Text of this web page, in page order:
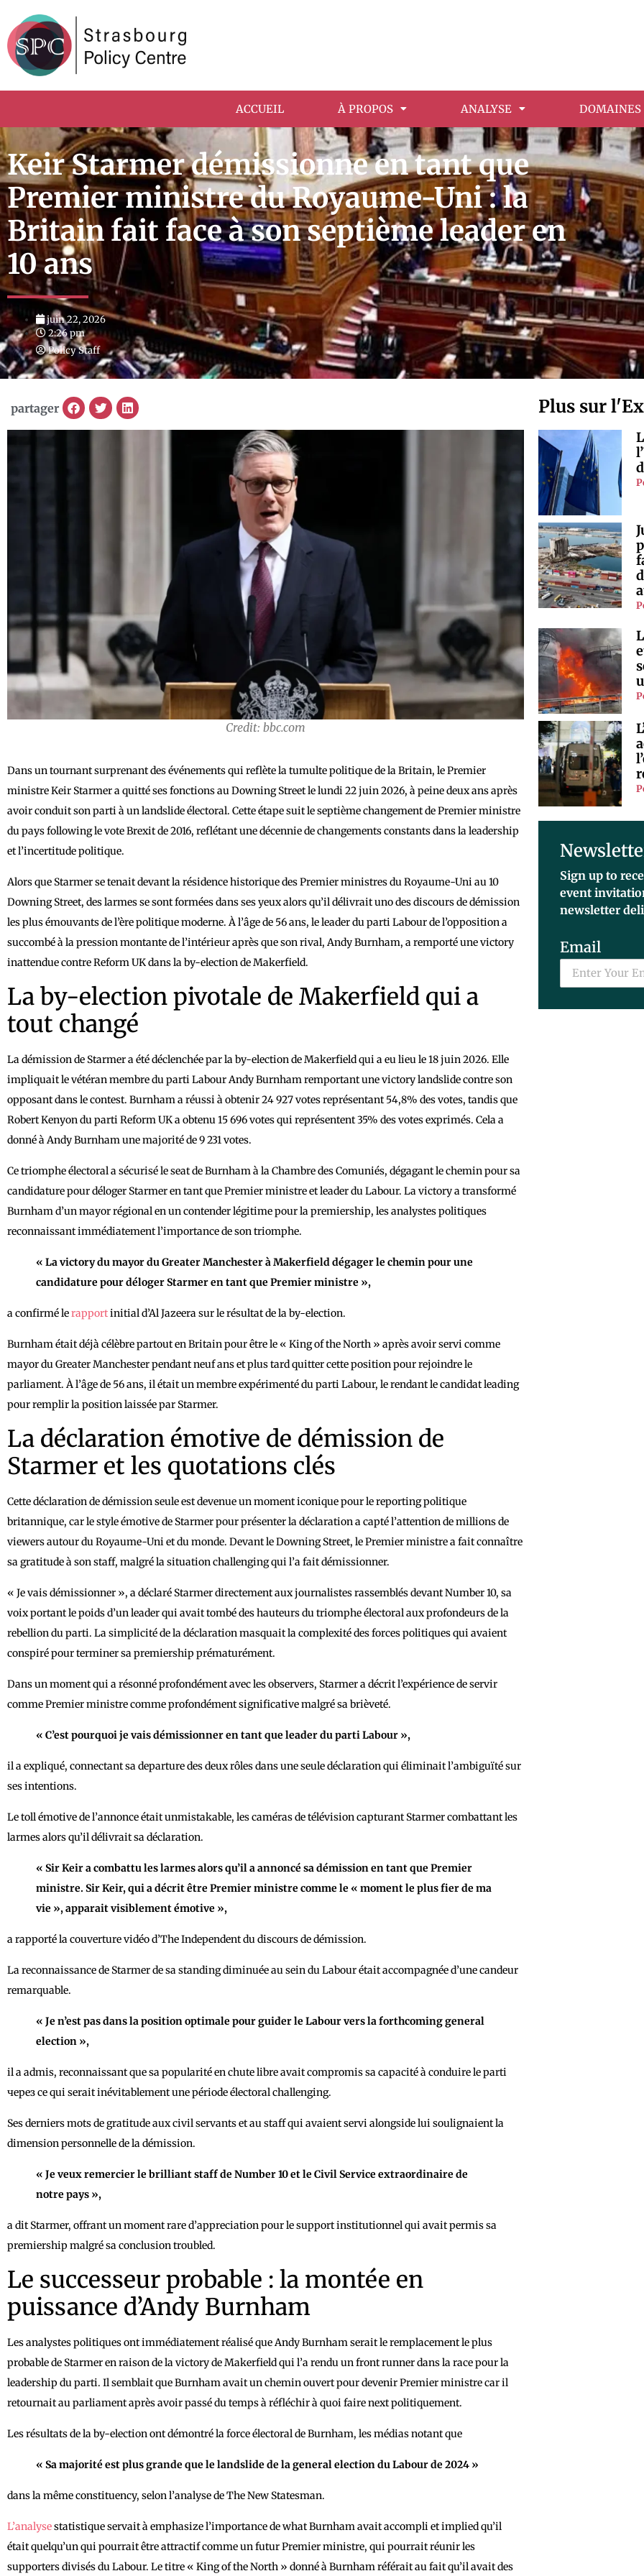
ACCUEIL À PROPOS ANALYSE DOMAINES
Keir Starmer démissionne en tant que
Premier ministre du Royaume-Uni : la
Britain fait face à son septième leader en
10 ans
juin 22, 2026
2:26 pm
Policy Staff
partager
Credit: bbc.com
Dans un tournant surprenant des événements qui reflète la tumulte politique de la Britain, le Premier
ministre Keir Starmer a quitté ses fonctions au Downing Street le lundi 22 juin 2026, à peine deux ans après
avoir conduit son parti à un landslide électoral. Cette étape suit le septième changement de Premier ministre
du pays following le vote Brexit de 2016, reflétant une décennie de changements constants dans la leadership
et l’incertitude politique.
Alors que Starmer se tenait devant la résidence historique des Premier ministres du Royaume-Uni au 10
Downing Street, des larmes se sont formées dans ses yeux alors qu’il délivrait uno des discours de démission
les plus émouvants de l’ère politique moderne. À l’âge de 56 ans, le leader du parti Labour de l’opposition a
succombé à la pression montante de l’intérieur après que son rival, Andy Burnham, a remporté une victory
inattendue contre Reform UK dans la by-election de Makerfield.
La by-election pivotale de Makerfield qui a
tout changé
La démission de Starmer a été déclenchée par la by-election de Makerfield qui a eu lieu le 18 juin 2026. Elle
impliquait le vétéran membre du parti Labour Andy Burnham remportant une victory landslide contre son
opposant dans le contest. Burnham a réussi à obtenir 24 927 votes représentant 54,8% des votes, tandis que
Robert Kenyon du parti Reform UK a obtenu 15 696 votes qui représentent 35% des votes exprimés. Cela a
donné à Andy Burnham une majorité de 9 231 votes.
Ce triomphe électoral a sécurisé le seat de Burnham à la Chambre des Comuniés, dégagant le chemin pour sa
candidature pour déloger Starmer en tant que Premier ministre et leader du Labour. La victory a transformé
Burnham d’un mayor régional en un contender légitime pour la premiership, les analystes politiques
reconnaissant immédiatement l’importance de son triomphe.
« La victory du mayor du Greater Manchester à Makerfield dégager le chemin pour une
candidature pour déloger Starmer en tant que Premier ministre »,
a confirmé lerapportinitial d’Al Jazeera sur le résultat de la by-election.
Burnham était déjà célèbre partout en Britain pour être le « King of the North » après avoir servi comme
mayor du Greater Manchester pendant neuf ans et plus tard quitter cette position pour rejoindre le
parliament. À l’âge de 56 ans, il était un membre expérimenté du parti Labour, le rendant le candidat leading
pour remplir la position laissée par Starmer.
La déclaration émotive de démission de
Starmer et les quotations clés
Cette déclaration de démission seule est devenue un moment iconique pour le reporting politique
britannique, car le style émotive de Starmer pour présenter la déclaration a capté l’attention de millions de
viewers autour du Royaume-Uni et du monde. Devant le Downing Street, le Premier ministre a fait connaître
sa gratitude à son staff, malgré la situation challenging qui l’a fait démissionner.
« Je vais démissionner », a déclaré Starmer directement aux journalistes rassemblés devant Number 10, sa
voix portant le poids d’un leader qui avait tombé des hauteurs du triomphe électoral aux profondeurs de la
rebellion du parti. La simplicité de la déclaration masquait la complexité des forces politiques qui avaient
conspiré pour terminer sa premiership prématurément.
Dans un moment qui a résonné profondément avec les observers, Starmer a décrit l’expérience de servir
comme Premier ministre comme profondément significative malgré sa brièveté.
« C’est pourquoi je vais démissionner en tant que leader du parti Labour »,
il a expliqué, connectant sa departure des deux rôles dans une seule déclaration qui éliminait l’ambiguïté sur
ses intentions.
Le toll émotive de l’annonce était unmistakable, les caméras de télévision capturant Starmer combattant les
larmes alors qu’il délivrait sa déclaration.
« Sir Keir a combattu les larmes alors qu’il a annoncé sa démission en tant que Premier
ministre. Sir Keir, qui a décrit être Premier ministre comme le « moment le plus fier de ma
vie », apparait visiblement émotive »,
a rapporté la couverture vidéo d’The Independent du discours de démission.
La reconnaissance de Starmer de sa standing diminuée au sein du Labour était accompagnée d’une candeur
remarquable.
« Je n’est pas dans la position optimale pour guider le Labour vers la forthcoming general
election »,
il a admis, reconnaissant que sa popularité en chute libre avait compromis sa capacité à conduire le parti
через ce qui serait inévitablement une période électoral challenging.
Ses derniers mots de gratitude aux civil servants et au staff qui avaient servi alongside lui soulignaient la
dimension personnelle de la démission.
« Je veux remercier le brilliant staff de Number 10 et le Civil Service extraordinaire de
notre pays »,
a dit Starmer, offrant un moment rare d’appreciation pour le support institutionnel qui avait permis sa
premiership malgré sa conclusion troubled.
Le successeur probable : la montée en
puissance d’Andy Burnham
Les analystes politiques ont immédiatement réalisé que Andy Burnham serait le remplacement le plus
probable de Starmer en raison de la victory de Makerfield qui l’a rendu un front runner dans la race pour la
leadership du parti. Il semblait que Burnham avait un chemin ouvert pour devenir Premier ministre car il
retournait au parliament après avoir passé du temps à réfléchir à quoi faire next politiquement.
Les résultats de la by-election ont démontré la force électoral de Burnham, les médias notant que
« Sa majorité est plus grande que le landslide de la general election du Labour de 2024 »
dans la même constituency, selon l’analyse de The New Statesman.
L’analysestatistique servait à emphasize l’importance de what Burnham avait accompli et implied qu’il
était quelqu’un qui pourrait être attractif comme un futur Premier ministre, qui pourrait réunir les
supporters divisés du Labour. Le titre « King of the North » donné à Burnham référait au fait qu’il avait des
Plus sur
Sign up to
event
newsletter
Email